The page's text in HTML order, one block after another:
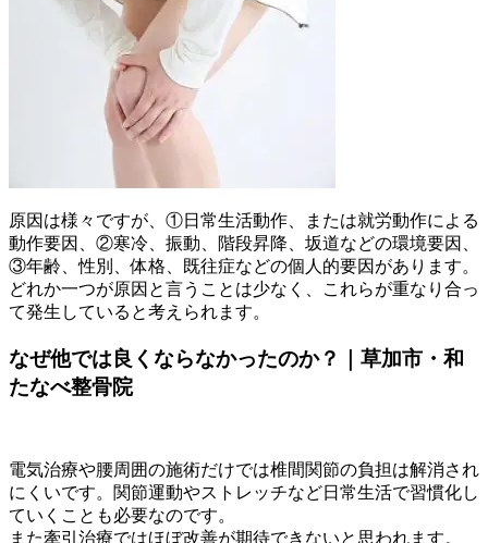
原因は様々ですが、①日常生活動作、または就労動作による
動作要因、②寒冷、振動、階段昇降、坂道などの環境要因、
③年齢、性別、体格、既往症などの個人的要因があります。
どれか一つが原因と言うことは少なく、これらが重なり合っ
て発生していると考えられます。
なぜ他では良くならなかったのか？｜草加市・和
たなべ整骨院
電気治療や腰周囲の施術だけでは椎間関節の負担は解消され
にくいです。関節運動やストレッチなど日常生活で習慣化し
ていくことも必要なのです。
また牽引治療ではほぼ改善が期待できないと思われます。